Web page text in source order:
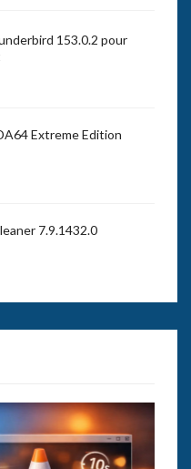
153.0.2 pour
Extreme Edition
7.9.1432.0